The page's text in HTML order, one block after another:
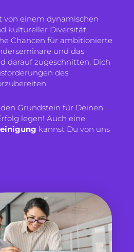
von einem dynamischen
kultureller Diversität,
Chancen für ambitionierte
und das
darauf zugeschnitten, Dich
des
Grundstein für Deinen
legen! Auch eine
kannst Du von uns